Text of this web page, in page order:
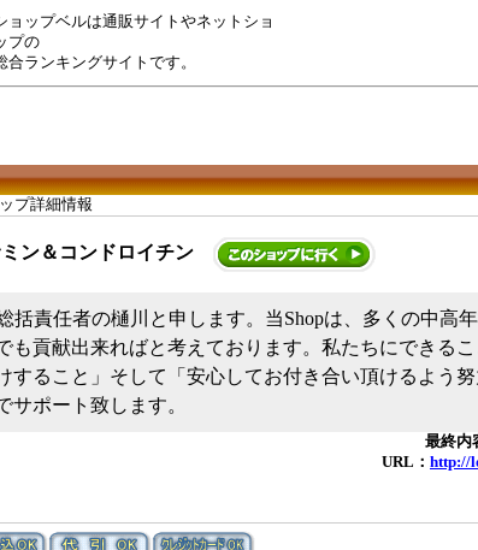
ョップベルは通販サイトやネットショ
プの
合ランキングサイトです。
プ詳細情報
ン＆コンドロイチン
括責任者の樋川と申します。当Shopは、多くの中高
も貢献出来ればと考えております。私たちにできる
すること」そして「安心してお付き合い頂けるよう
サポート致します。
最終内
URL： http://